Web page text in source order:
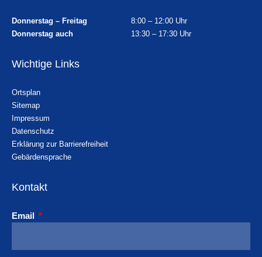
Donnerstag – Freitag
8:00 – 12:00 Uhr
Donnerstag auch
13:30 – 17:30 Uhr
Wichtige Links
Ortsplan
Sitemap
Impressum
Datenschutz
Erklärung zur Barrierefreiheit
Gebärdensprache
Kontakt
Email